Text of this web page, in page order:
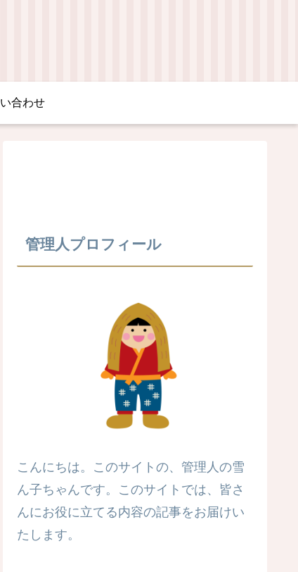
合わせ
管理人プロフィール
こんにちは。このサイトの、管理人の雪
ん子ちゃんです。このサイトでは、皆さ
んにお役に立てる内容の記事をお届けい
たします。